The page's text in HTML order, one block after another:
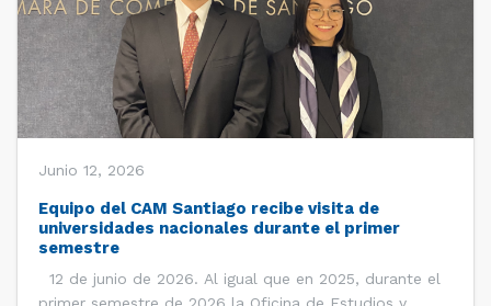
Junio 12, 2026
Equipo del CAM Santiago recibe visita de
universidades nacionales durante el primer
semestre
12 de junio de 2026. Al igual que en 2025, durante el